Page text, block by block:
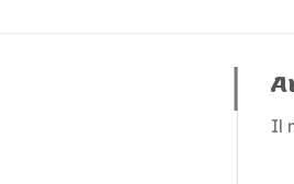
Il